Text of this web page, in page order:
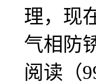
理，现
气相防
阅读（